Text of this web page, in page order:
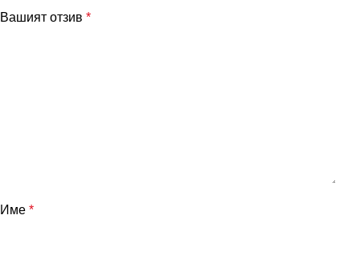
Вашият отзив*
Име*